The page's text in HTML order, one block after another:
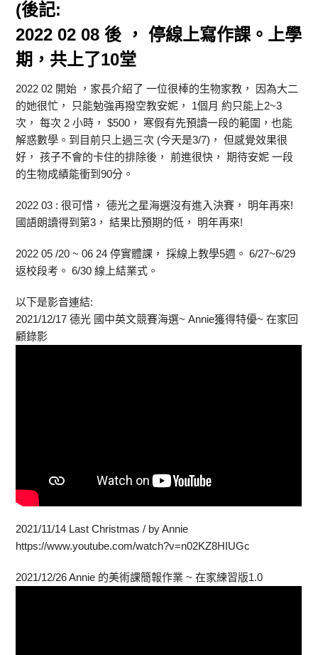
(後記:
2022 02 08 後 ， 停線上寫作課。上學
期，共上了10堂
2022 02 開始 ，家長介紹了 一位很棒的生物家教， 因為大二
的她很忙， 只能勉強再撥空教安妮， 1個月 約只能上2~3
次， 每次 2 小時， $500， 寒假有先預讀一段的範圍，也能
解惑數學。到目前只上過三次 (今天是3/7)， 但感覺效果很
好， 孩子不會的卡住的排除後， 前進很快， 期待安妮 一段
的生物成績能衝到90分。
2022 03 : 很可惜， 德光之星海選沒有進入決賽， 明年再來!
國語朗讀得到第3， 結果比預期的低， 明年再來!
2022 05 /20 ~ 06 24 停實體課， 採線上教學5週。 6/27~6/29
返校段考。 6/30 線上結業式。
以下是影音連結:
2021/12/17 德光 國中英文競賽海選~ Annie獲得特優~ 在家回
顧錄影
2021/11/14 Last Christmas / by Annie
https://www.youtube.com/watch?v=n02KZ8HIUGc
2021/12/26 Annie 的美術課簡報作業 ~ 在家練習版1.0